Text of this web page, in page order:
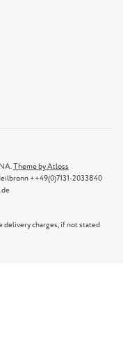
Theme by Atloss
++49(0)7131-2033840
delivery charges, if not stated